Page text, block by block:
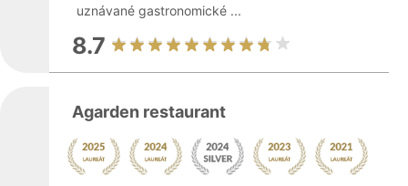
uznávané gastronomické ...
8.7
Agarden restaurant